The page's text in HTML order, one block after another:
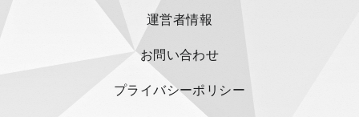
運営者情報
お問い合わせ
プライバシーポリシー